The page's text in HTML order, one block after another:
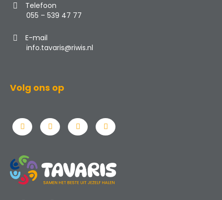
Telefoon
055 – 539 47 77
E-mail
info.tavaris@riwis.nl
Volg ons op